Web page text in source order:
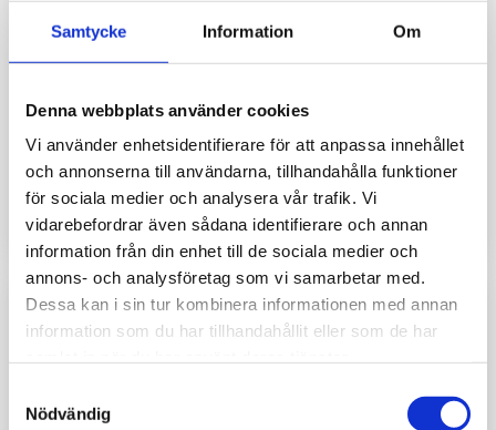
Samtycke Information Om
Denna webbplats använder cookies
Vi använder enhetsidentifierare för att anpassa innehållet
och annonserna till användarna, tillhandahålla funktioner
för sociala medier och analysera vår trafik. Vi
vidarebefordrar även sådana identifierare och annan
information från din enhet till de sociala medier och
annons- och analysföretag som vi samarbetar med.
Dessa kan i sin tur kombinera informationen med annan
information som du har tillhandahållit eller som de har
Nödvändig
Chockventil till
vinsch/bärgning
1 280kr
ramstyrning T1750
Cylinder midja Bison, P25 och
3 340